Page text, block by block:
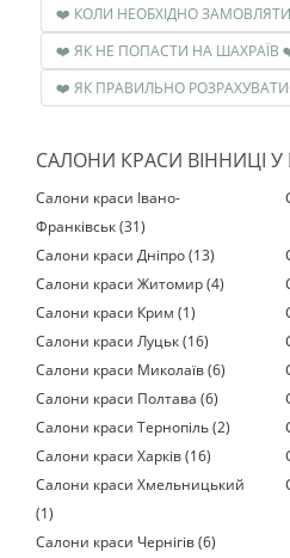
❤️ ЯК НЕ
САЛОНИ КРАСИ ВІННИЦІ
Салони краси Івано-
Франківськ (31)
Салони краси Дніпро (13)
Салони краси Житомир (4)
Салони краси Крим (1)
Салони краси Луцьк (16)
Салони краси Миколаїв (6)
Салони краси Полтава (6)
Салони краси Тернопіль (2)
Салони краси Харків (16)
Салони краси Хмельницький
(1)
Салони краси Чернігів (6)